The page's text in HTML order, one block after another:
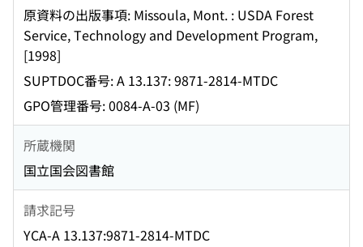
原資料の出版事項: Missoula, Mont. : USDA Forest
Service, Technology and Development Program,
[1998]
SUPTDOC番号: A 13.137: 9871-2814-MTDC
GPO管理番号: 0084-A-03 (MF)
所蔵機関
国立国会図書館
請求記号
YCA-A 13.137:9871-2814-MTDC